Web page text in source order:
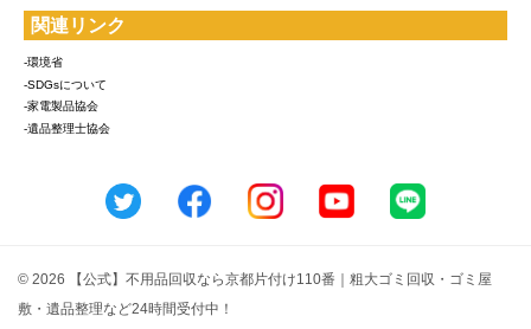
関連リンク
-環境省
-SDGsについて
-家電製品協会
-遺品整理士協会
© 2026 【公式】不用品回収なら京都片付け110番｜粗大ゴミ回収・ゴミ屋
敷・遺品整理など24時間受付中！